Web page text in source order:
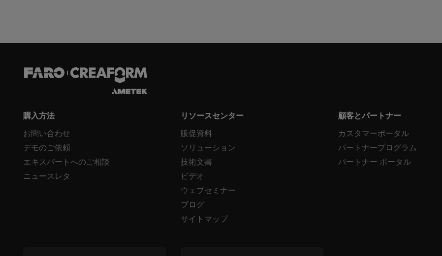
購入方法
お問い合わせ
デモのご依頼
エキスパートへのご相談
ニュースレタ
リソースセンター
販促資料
ソリューション
技術文書
ビデオ
ウェブセミナー
ブログ
サイトマップ
顧客とパートナー
カスタマーポータル
パートナープログラム
パートナー ポータル